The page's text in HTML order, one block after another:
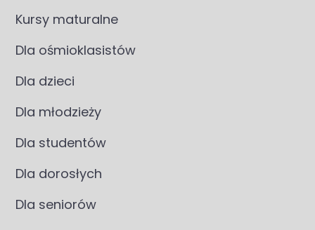
Kursy maturalne
Dla ośmioklasistów
Dla dzieci
Dla młodzieży
Dla studentów
Dla dorosłych
Dla seniorów